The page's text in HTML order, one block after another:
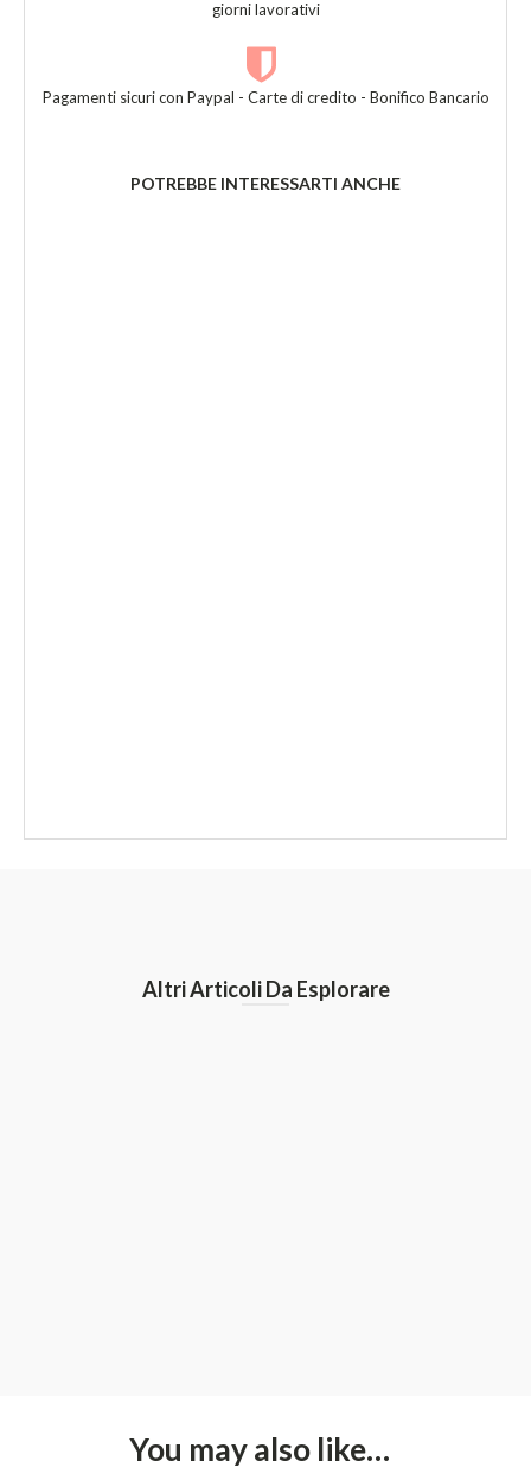
giorni lavorativi
Pagamenti sicuri con Paypal - Carte di credito - Bonifico Bancario
POTREBBE INTERESSARTI ANCHE
Altri Articoli Da Esplorare
You may also like…